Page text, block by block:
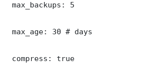
max_backups: 5
max_age: 30 # days
compress: true